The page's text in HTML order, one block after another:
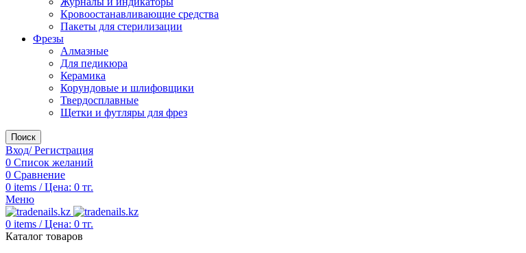
Кровоостанавливающие средства
Пакеты для стерилизации
Фрезы
Алмазные
Для педикюра
Керамика
Корундовые и шлифовщики
Твердосплавные
Щетки и футляры для фрез
Поиск
Вход/ Регистрация
0 Список желаний
0 Сравнение
0 items / Цена: 0 тг.
Меню
0 items / Цена: 0 тг.
Каталог товаров